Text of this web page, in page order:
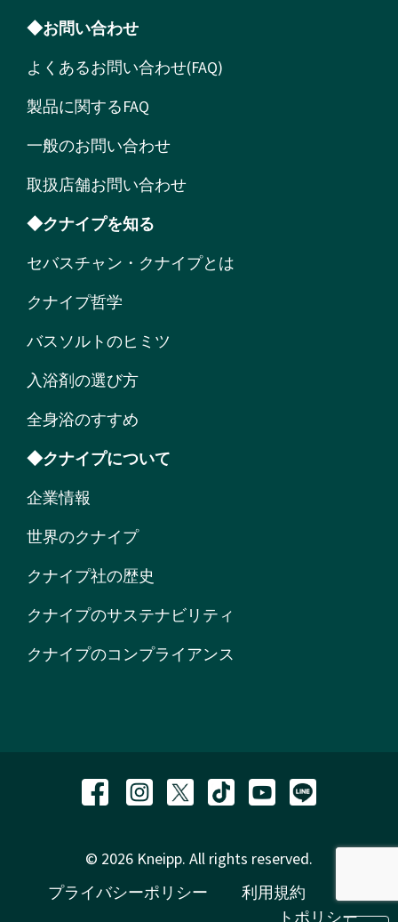
◆お問い合わせ
よくあるお問い合わせ(FAQ)
製品に関するFAQ
一般のお問い合わせ
取扱店舗お問い合わせ
◆クナイプを知る
セバスチャン・クナイプとは
クナイプ哲学
バスソルトのヒミツ
入浴剤の選び方
全身浴のすすめ
◆クナイプについて
企業情報
世界のクナイプ
クナイプ社の歴史
クナイプのサステナビリティ
クナイプのコンプライアンス
© 2026 Kneipp. All rights reserved.
プライバシーポリシー
利用規約
トポリシー